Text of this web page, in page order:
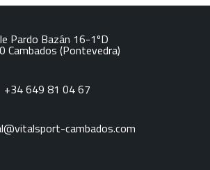
Pardo Bazán 16-1ºD
Cambados (Pontevedra)
+34 649 81 04 67
cambados.com